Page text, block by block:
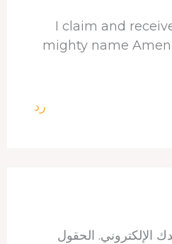
I claim and
mighty name
رد
الإلكتروني. الحقول